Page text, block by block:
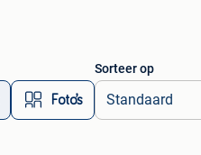
Foto’s
Sorteer op